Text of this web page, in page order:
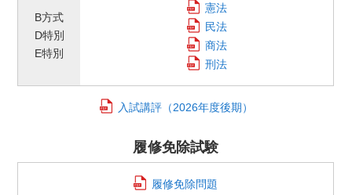
B方式
D特別
E特別
憲法
民法
商法
刑法
入試講評（2026年度後期）
履修免除試験
履修免除問題